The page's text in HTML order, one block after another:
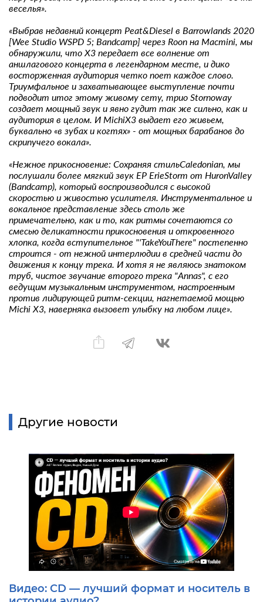
веселья».
«Выбрав недавний концерт Peat&Diesel в Barrowlands 2020
[Wee Studio WSPD 5; Bandcamp] через Roon на Macmini, мы
обнаружили, что X3 передает все волнение от
аншлагового концерта в легендарном месте, и дико
восторженная аудитория четко поет каждое слово.
Триумфальное и захватывающее выступление почти
подводит итог этому живому сету, трио Stornoway
создает мощный звук и явно гудит так же сильно, как и
аудитория в целом. И MichiX3 выдает его живьем,
буквально «в зубах и когтях» - от мощных барабанов до
скрипучего вокала».
«Нежное прикосновение: Сохраняя стильCaledonian, мы
послушали более мягкий звук EP ErieStorm от HuronValley
(Bandcamp), который воспроизводился с высокой
скоростью и живостью усилителя. Инструментальное и
вокальное представление здесь столь же
примечательно, как и то, как ритмы сочетаются со
смесью деликатности прикосновения и откровенного
хлопка, когда вступительное "'TakeYouThere" постепенно
строится - от нежной интерлюдии в средней части до
движения к концу трека. И хотя я не являюсь знатоком
труб, чистое звучание второго трека "Annas", с его
ведущим музыкальным инструментом, настроенным
против лидирующей ритм-секции, нагнетаемой мощью
Michi X3, наверняка вызовет улыбку на любом лице».
Другие новости
Видео: CD — лучший формат и носитель в